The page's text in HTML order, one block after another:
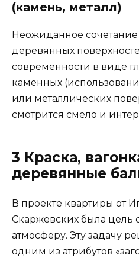
(камень, металл)
Неожиданное
деревянных
современности в виде
каменных
или металлических
смотрится смело и
3 Краска,
деревянные
В проекте квартиры от
Скаржевских была цель
атмосферу. Эту задачу
одним из атрибутов